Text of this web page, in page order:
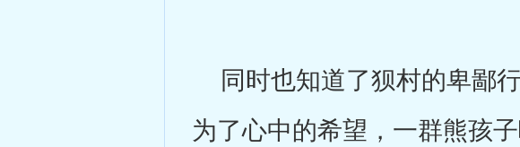
同时也知道了狈村的卑鄙
为了心中的希望，一群熊孩